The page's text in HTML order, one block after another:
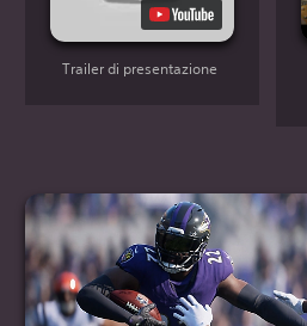
Trailer di presentazione